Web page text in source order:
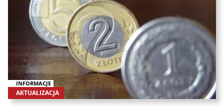
INFORMACJE
AKTUALIZACJA